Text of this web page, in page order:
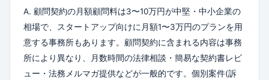
A. 顧問契約の月額顧問料は3〜10万円が中堅・中小企業の
相場で、スタートアップ向けに月額1〜3万円のプランを用
意する事務所もあります。顧問契約に含まれる内容は事務
所により異なり、月数時間の法律相談・簡易な契約書レビ
ュー・法務メルマガ提供などが一般的です。個別案件(訴